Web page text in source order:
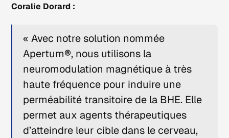
Coralie Dorard :
« Avec notre solution nommée
Apertum®, nous utilisons la
neuromodulation magnétique à très
haute fréquence pour induire une
perméabilité transitoire de la BHE. Elle
permet aux agents thérapeutiques
d’atteindre leur cible dans le cerveau,